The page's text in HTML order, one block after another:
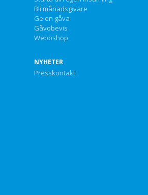
Bli månadsgivare
Ge en gåva
Gåvobevis
Webbshop
NYHETER
Presskontakt